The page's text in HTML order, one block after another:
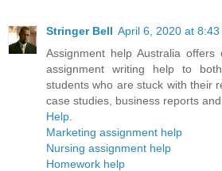
Stringer Bell April 6, 2020 at 8:43
Assignment help Australia offers
assignment writing help to
students who are stuck with their
case studies, business reports
Help
Marketing assignment help
Nursing assignment help
Homework help